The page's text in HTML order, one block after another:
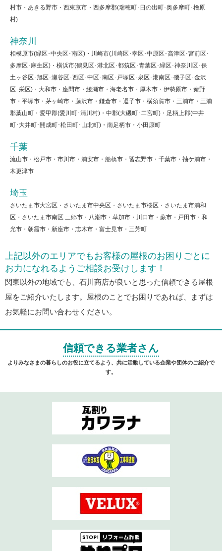
村市・あきる野市・西東京市・西多摩郡(瑞穂町･日の出町･奥多摩町･檜原
村)
神奈川
相模原市(緑区･中央区･南区)・川崎市(川崎区･幸区･中原区･高津区･宮前区･
多摩区･麻生区)・横浜市(鶴見区･港北区･都筑区･青葉区･緑区･神奈川区･保
土ヶ谷区･旭区･瀬谷区･西区･中区･南区･戸塚区･泉区･港南区･磯子区･金沢
区･栄区)・大和市・座間市・綾瀬市・海老名市・厚木市・伊勢原市・秦野
市・平塚市・茅ヶ崎市・藤沢市・鎌倉市・逗子市・横須賀市・三浦市・三浦
郡葉山町・愛甲郡(愛川町･清川村)・中郡(大磯町･二宮町)・足柄上郡(中井
町･大井町･開成町･松田町･山北町)・南足柄市・小田原町
千葉
流山市・松戸市・市川市・浦安市・船橋市・習志野市・千葉市・袖ケ浦市・
木更津市
埼玉
さいたま市大宮区・さいたま市中央区・さいたま市桜区・さいたま市浦和
区・さいたま市南区 三郷市・八潮市・草加市・川口市・蕨市・戸田市・和
光市・朝霞市・新座市・志木市・富士見市・三芳町
上記以外のエリアでもお客様の屋根のお困りごとに
お力になれるようご相談お受けします！
関東以外の地域でも、石川商店が良いと思った信頼できる屋根
屋をご紹介いたします。屋根のことでお困りであれば、まずは
お気軽にお問い合わせください。
信頼できる業者さん
よりみなさまの暮らしのお役に立てるよう、共に活動している企業や団体のご紹介で
す。